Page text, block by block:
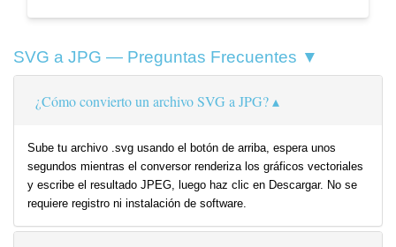
SVG a JPG — Preguntas Frecuentes ▼
¿Cómo convierto un archivo SVG a JPG?
Sube tu archivo .svg usando el botón de arriba, espera unos
segundos mientras el conversor renderiza los gráficos vectoriales
y escribe el resultado JPEG, luego haz clic en Descargar. No se
requiere registro ni instalación de software.